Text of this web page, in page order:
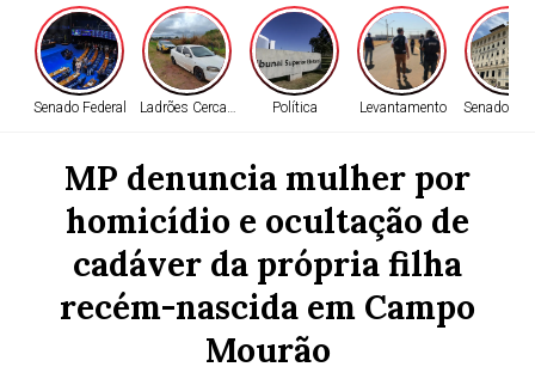
Edição
Senado Federal Ladrões Cercados Política Levantamento Senado
MP denuncia mulher por
homicídio e ocultação de
cadáver da própria filha
recém-nascida em Campo
Mourão